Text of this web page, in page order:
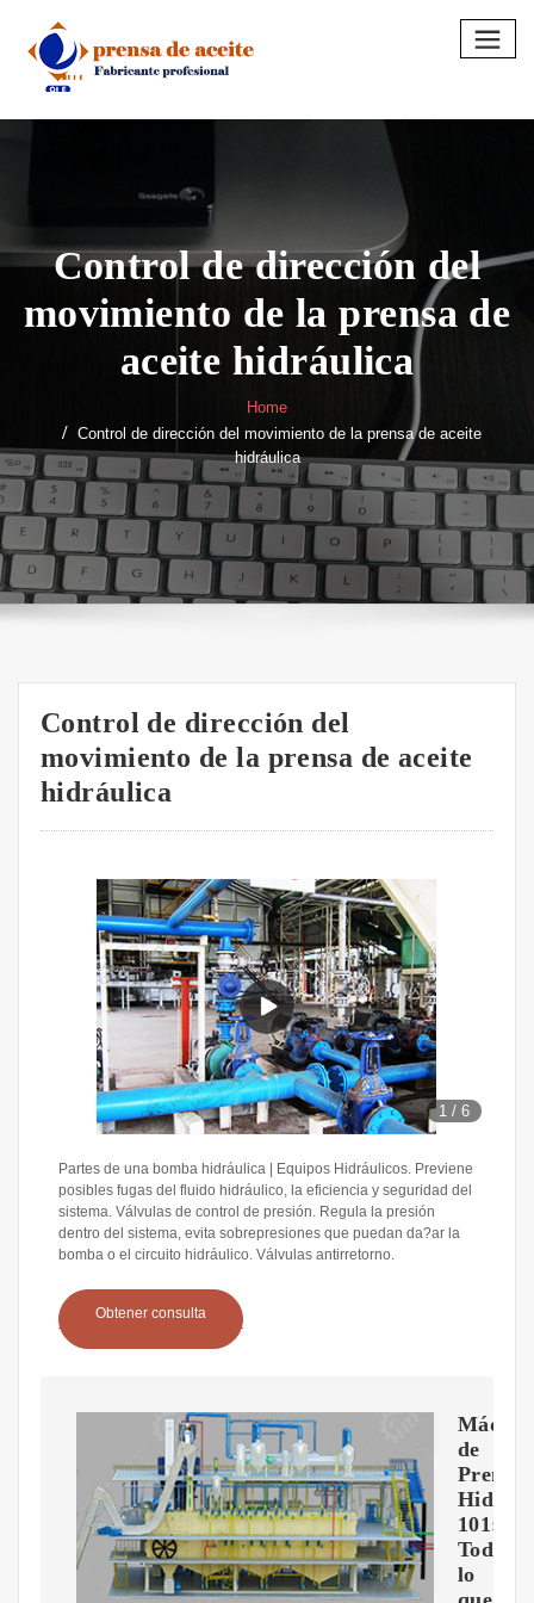
content
Control de dirección del
movimiento de la prensa de
aceite hidráulica
Home
Control de dirección del movimiento de la prensa de aceite
hidráulica
Control de dirección del
movimiento de la prensa de aceite
hidráulica
1 /6
Partes de una bomba hidráulica | Equipos Hidráulicos. Previene
posibles fugas del fluido hidráulico, la eficiencia y seguridad del
sistema. Válvulas de control de presión. Regula la presión
dentro del sistema, evita sobrepresiones que puedan da?ar la
bomba o el circuito hidráulico. Válvulas antirretorno.
Obtener consulta
de
Prensa
101:
Todo
lo